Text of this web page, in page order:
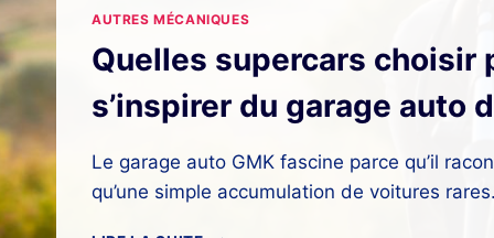
AUTRES MÉCANIQUES
Quelles supercars choisir
s’inspirer du garage auto
Le garage auto GMK fascine parce qu’il
qu’une simple accumulation de voitures